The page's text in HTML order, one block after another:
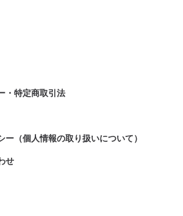
・特定商取引法
ー（個人情報の取り扱いについて）
せ